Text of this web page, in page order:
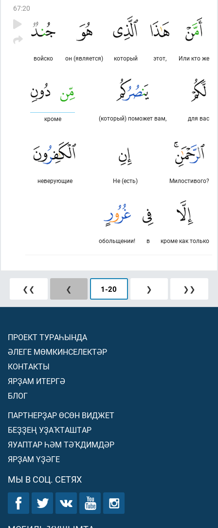
67:20
Или кто же
этот,
который
он (является)
войско
для вас
(который) поможет вам,
кроме
Милостивого?
Не (есть)
неверующие
кроме как только
в
обольщении!
❮❮ ❮ 1-20 ❯ ❯❯
ПРОЕКТ ТУРАҺЫНДА
ӘЛЕГЕ МӨМКИНСЕЛЕКТӘР
КОНТАКТЫ
ЯРҘАМ ИТЕРГӘ
БЛОГ
ПАРТНЕРҘАР ӨСӨН ВИДЖЕТ
БЕҘҘЕҢ УҘАҠТАШТАР
ЯУАПТАР ҺӘМ ТӘҠДИМДӘР
ЯРҘАМ ҮҘӘГЕ
МЫ В СОЦ. СЕТЯХ